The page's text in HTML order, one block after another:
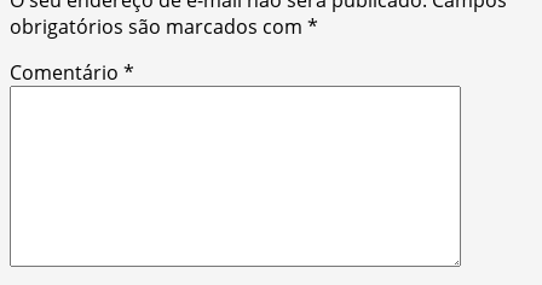
obrigatórios são marcados com *
Comentário *